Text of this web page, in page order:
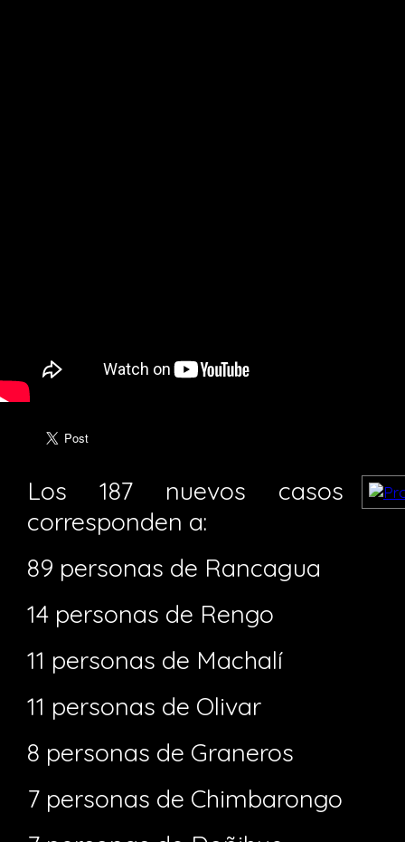
Los 187 nuevos casos
corresponden a:
89 personas de Rancagua
14 personas de Rengo
11 personas de Machalí
11 personas de Olivar
8 personas de Graneros
7 personas de Chimbarongo